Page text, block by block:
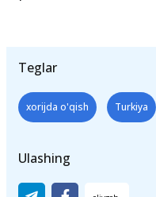
Teglar
xorijda o'qish